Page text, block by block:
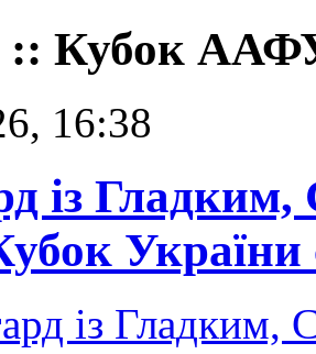
:: Кубок
16:38
із
України